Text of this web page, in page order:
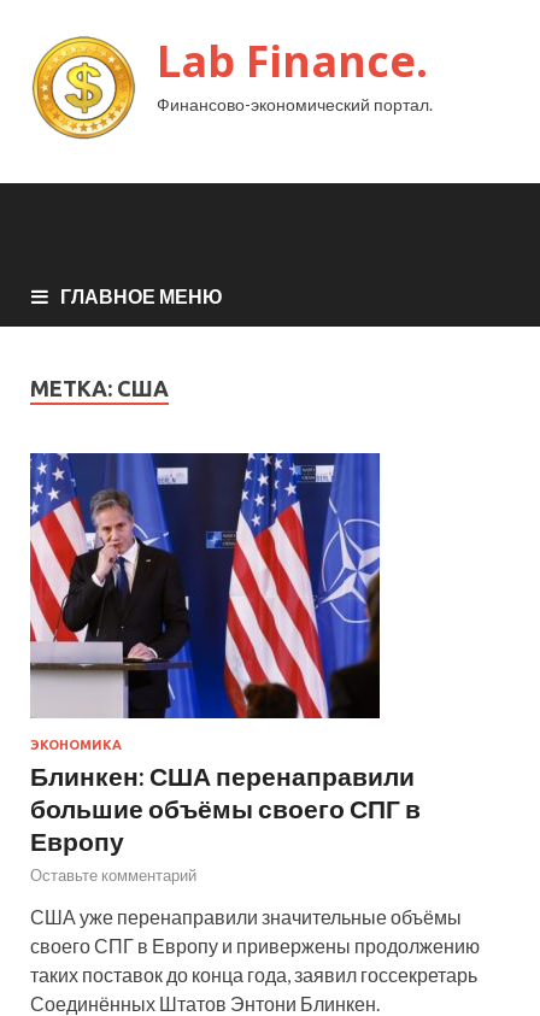
Lab Finance.
Финансово-экономический портал.
ГЛАВНОЕ МЕНЮ
МЕТКА: США
ЭКОНОМИКА
Блинкен: США перенаправили
большие объёмы своего СПГ в
Европу
Оставьте комментарий
США уже перенаправили значительные объёмы
своего СПГ в Европу и привержены продолжению
таких поставок до конца года, заявил госсекретарь
Соединённых Штатов Энтони Блинкен.